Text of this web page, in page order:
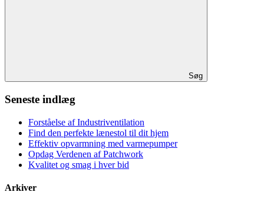
Søg
Seneste indlæg
Forståelse af Industriventilation
Find den perfekte lænestol til dit hjem
Effektiv opvarmning med varmepumper
Opdag Verdenen af Patchwork
Kvalitet og smag i hver bid
Arkiver